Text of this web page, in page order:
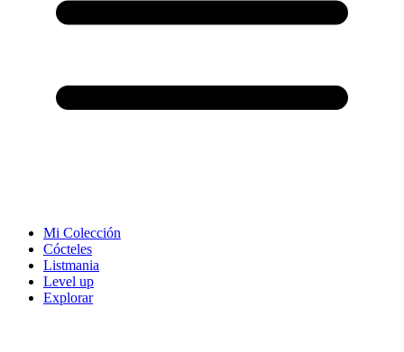
Mi Colección
Cócteles
Listmania
Level up
Explorar